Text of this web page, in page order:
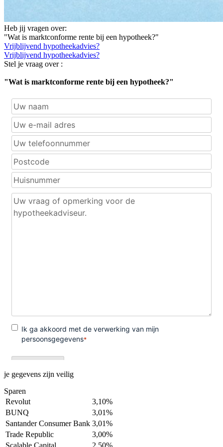
Heb jij vragen over:
"Wat is marktconforme rente bij een hypotheek?"
Vrijblijvend hypotheekadvies?
Vrijblijvend hypotheekadvies?
Stel je vraag over :
"Wat is marktconforme rente bij een hypotheek?"
je gegevens zijn veilig
Sparen
Revolut
3,10%
BUNQ
3,01%
Santander Consumer Bank 3,01%
Trade Republic
3,00%